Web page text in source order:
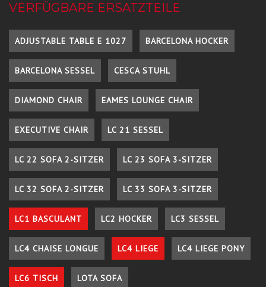
VERFÜGBARE ERSATZTEILE
ADJUSTABLE TABLE E 1027 BARCELONA HOCKER
BARCELONA SESSEL CESCA STUHL
DIAMOND CHAIR EAMES LOUNGE CHAIR
EXECUTIVE CHAIR LC 21 SESSEL
LC 22 SOFA 2-SITZER LC 23 SOFA 3-SITZER
LC 32 SOFA 2-SITZER LC 33 SOFA 3-SITZER
LC1 BASCULANT LC2 HOCKER LC3 SESSEL
LC4 CHAISE LONGUE LC4 LIEGE LC4 LIEGE PONY
LC6 TISCH LOTA SOFA